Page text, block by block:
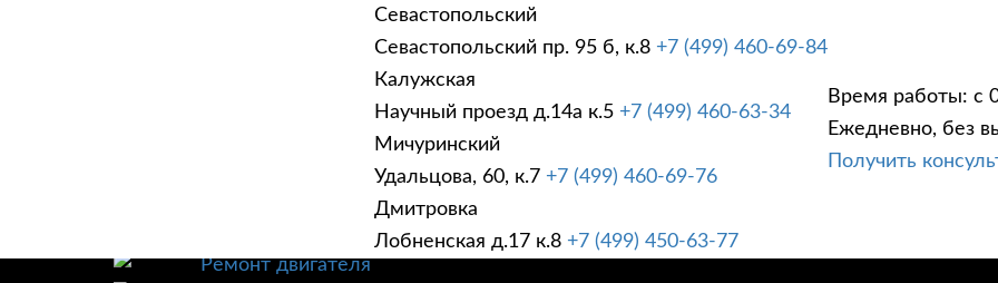
Севастопольский
Севастопольский пр. 95 б, к.8 +7 (499) 460-69-84
Калужская
Научный проезд д.14а к.5 +7 (499) 460-63-34
Мичуринский
Удальцова, 60, к.7 +7 (499) 460-69-76
Дмитровка
Лобненская д.17 к.8 +7 (499) 450-63-77
Время работы: с
Ежедневно, без
Получить
УСЛУГИ
Техническое обслуживание
Ремонт трансмиссии
Ремонт двигателя